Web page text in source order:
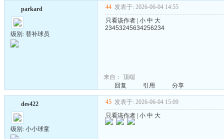
parkard
级别: 替补球员
44 发表于: 2026-06-04 14:55
只看该作者 小 中 大
23453245634256234
来自： 顶端
回复
引用 分享
des422
级别: 小小球童
45 发表于: 2026-06-04 15:09
只看该作者 小 中 大